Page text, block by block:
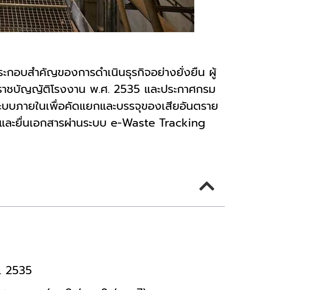
กอบสำคัญของการดำเนินธุรกิจอย่างยั่งยืน ผู้
าชบัญญัติโรงงาน พ.ศ. 2535 และประกาศกรม
ภายในเพื่อคัดแยกและบรรจุของเสียอันตราย
ยื่นเอกสารผ่านระบบ e-Waste Tracking
2535